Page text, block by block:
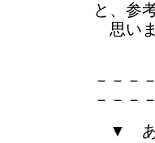
と、参
思いま
－－－
－－－
▼ あ